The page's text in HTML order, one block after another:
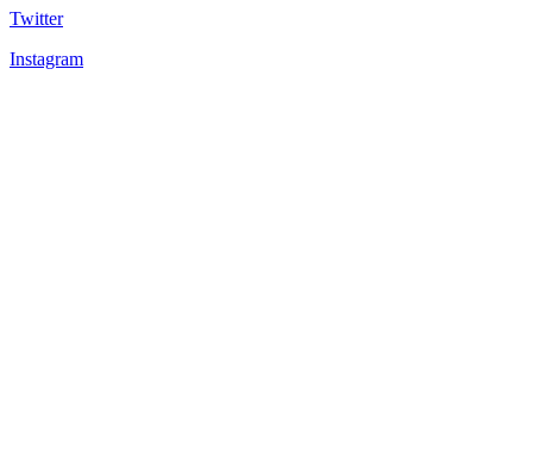
Twitter
Instagram